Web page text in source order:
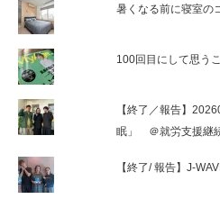
暑くなる前に寝室の
100回目にして思う
【終了／報告】
眠」 ＠就労支援継
【終了/ 報告】J-